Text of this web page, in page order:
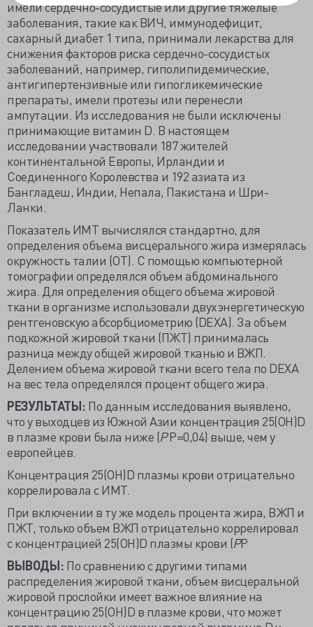
имели сердечно-сосудистые или другие тяжелые
заболевания, такие как ВИЧ, иммунодефицит,
сахарный диабет 1 типа, принимали лекарства для
снижения факторов риска сердечно-сосудистых
заболеваний, например, гиполипидемические,
антигипертензивные или гипогликемические
препараты, имели протезы или перенесли
ампутации. Из исследования не были исключены
принимающие витамин D. В настоящем
исследовании участвовали 187 жителей
континентальной Европы, Ирландии и
Соединенного Королевства и 192 азиата из
Бангладеш, Индии, Непала, Пакистана и Шри-
Ланки.
Показатель ИМТ вычислялся стандартно, для
определения объема висцерального жира измерялась
окружность талии (ОТ). С помощью компьютерной
томографии определялся объем абдоминального
жира. Для определения общего объема жировой
ткани в организме использовали двухэнергетическую
рентгеновскую абсорбциометрию (DEXA). За объем
подкожной жировой ткани (ПЖТ) принималась
разница между общей жировой тканью и ВЖП.
Делением объема жировой ткани всего тела по DEXA
на вес тела определялся процент общего жира.
РЕЗУЛЬТАТЫ: По данным исследования выявлено,
что у выходцев из Южной Азии концентрация 25(OH)D
в плазме крови была ниже (PP=0,04) выше, чем у
европейцев.
Концентрация 25(OH)D плазмы крови отрицательно
коррелировала с ИМТ.
При включении в ту же модель процента жира, ВЖП и
ПЖТ, только объем ВЖП отрицательно коррелировал
с концентрацией 25(OH)D плазмы крови (PP
ВЫВОДЫ: По сравнению с другими типами
распределения жировой ткани, объем висцеральной
жировой прослойки имеет важное влияние на
концентрацию 25(OH)D в плазме крови, что может